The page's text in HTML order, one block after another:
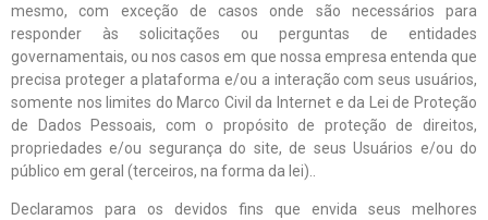
mesmo, com exceção de casos onde são necessários para
responder às solicitações ou perguntas de entidades
governamentais, ou nos casos em que nossa empresa entenda que
precisa proteger a plataforma e/ou a interação com seus usuários,
somente nos limites do Marco Civil da Internet e da Lei de Proteção
de Dados Pessoais, com o propósito de proteção de direitos,
propriedades e/ou segurança do site, de seus Usuários e/ou do
público em geral (terceiros, na forma da lei)..
Declaramos para os devidos fins que envida seus melhores